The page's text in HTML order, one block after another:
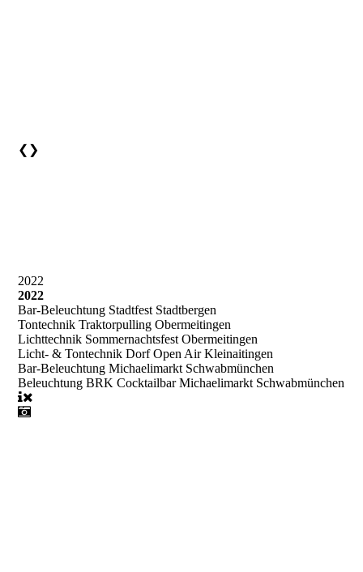
❮ ❯
2022
2022
Bar-Beleuchtung Stadtfest Stadtbergen
Tontechnik Traktorpulling Obermeitingen
Lichttechnik Sommernachtsfest Obermeitingen
Licht- & Tontechnik Dorf Open Air Kleinaitingen
Bar-Beleuchtung Michaelimarkt Schwabmünchen
Beleuchtung BRK Cocktailbar Michaelimarkt Schwabmünchen